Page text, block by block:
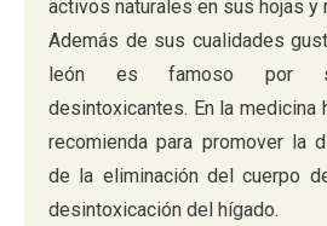
activos naturales en sus hojas y
Además de sus cualidades
león es famoso por
desintoxicantes. En la medicina
recomienda para promover la
de la eliminación del cuerpo
desintoxicación del hígado.